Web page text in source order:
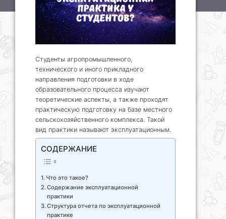
Студенты агропромышленного,
технического и иного прикладного
направления подготовки в ходе
образовательного процесса изучают
теоретические аспекты, а также проходят
практическую подготовку на базе местного
сельскохозяйственного комплекса. Такой
вид практики называют эксплуатационным.
СОДЕРЖАНИЕ
Что это такое?
Содержание эксплуатационной
практики
Структура отчета по эксплуатационной
практике